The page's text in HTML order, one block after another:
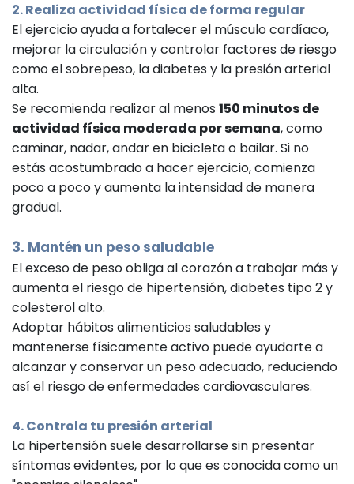
2. Realiza actividad física de forma regular
El ejercicio ayuda a fortalecer el músculo cardíaco,
mejorar la circulación y controlar factores de riesgo
como el sobrepeso, la diabetes y la presión arterial
alta.
Se recomienda realizar al menos 150 minutos de
actividad física moderada por semana, como
caminar, nadar, andar en bicicleta o bailar. Si no
estás acostumbrado a hacer ejercicio, comienza
poco a poco y aumenta la intensidad de manera
gradual.
3. Mantén un peso saludable
El exceso de peso obliga al corazón a trabajar más y
aumenta el riesgo de hipertensión, diabetes tipo 2 y
colesterol alto.
Adoptar hábitos alimenticios saludables y
mantenerse físicamente activo puede ayudarte a
alcanzar y conservar un peso adecuado, reduciendo
así el riesgo de enfermedades cardiovasculares.
4. Controla tu presión arterial
La hipertensión suele desarrollarse sin presentar
síntomas evidentes, por lo que es conocida como un